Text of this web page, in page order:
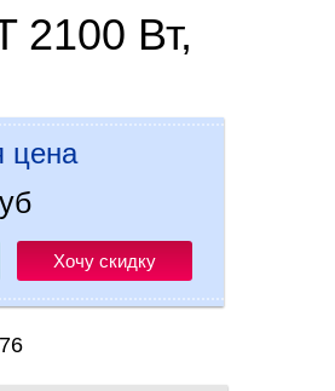
2100 Вт,
цена
Хочу скидку